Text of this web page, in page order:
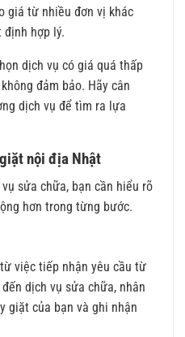
giá từ nhiều đơn vị khác
định hợp lý.
dịch vụ có giá quá thấp
đảm bảo. Hãy cân
dịch vụ để tìm ra lựa
nội địa Nhật
sửa chữa, bạn cần hiểu rõ
hơn trong từng bước.
việc tiếp nhận yêu cầu từ
dịch vụ sửa chữa, nhân
giặt của bạn và ghi nhận